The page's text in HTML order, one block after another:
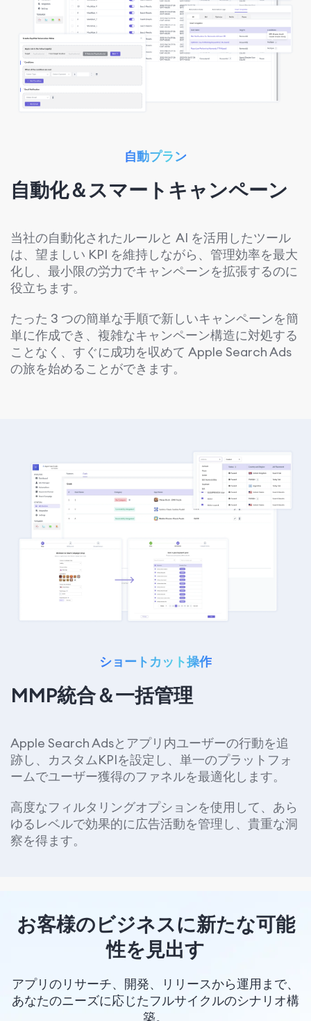
自動プラン
自動化＆スマートキャンペーン
当社の自動化されたルールと AI を活用したツール
は、望ましい KPI を維持しながら、管理効率を最大
化し、最小限の労力でキャンペーンを拡張するのに
役立ちます。
たった 3 つの簡単な手順で新しいキャンペーンを簡
単に作成でき、複雑なキャンペーン構造に対処する
ことなく、すぐに成功を収めて Apple Search Ads
の旅を始めることができます。
ショートカット操作
MMP統合＆一括管理
Apple Search Adsとアプリ内ユーザーの行動を追
跡し、カスタムKPIを設定し、単一のプラットフォ
ームでユーザー獲得のファネルを最適化します。
高度なフィルタリングオプションを使用して、あら
ゆるレベルで効果的に広告活動を管理し、貴重な洞
察を得ます。
お客様のビジネスに新たな可能
性を見出す
アプリのリサーチ、開発、リリースから運用まで、
あなたのニーズに応じたフルサイクルのシナリオ構
築。